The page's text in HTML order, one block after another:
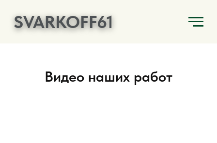
Видео наших работ
SVARKOFF61